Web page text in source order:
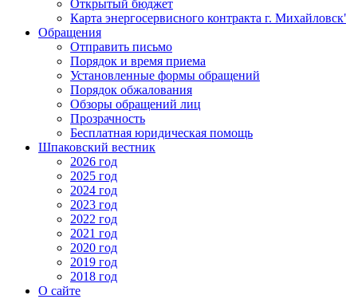
Открытый бюджет
Карта энергосервисного контракта г.
Обращения
Отправить письмо
Порядок и время приема
Установленные формы обращений
Порядок обжалования
Обзоры обращений лиц
Прозрачность
Бесплатная юридическая помощь
Шпаковский вестник
2026 год
2025 год
2024 год
2023 год
2022 год
2021 год
2020 год
2019 год
2018 год
О сайте